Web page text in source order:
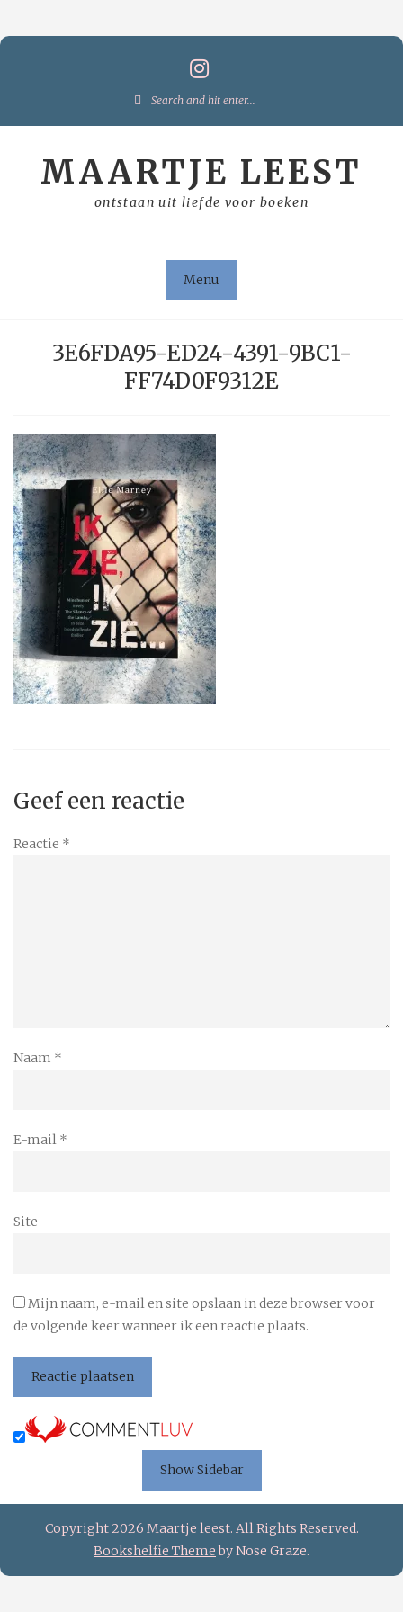
Search
MAARTJE LEEST
ontstaan uit liefde voor boeken
Menu
3E6FDA95-ED24-4391-9BC1-
FF74D0F9312E
Geef een reactie
Reactie *
Naam *
E-mail *
Site
Mijn naam, e-mail en site opslaan in deze browser voor
de volgende keer wanneer ik een reactie plaats.
Show Sidebar
Copyright 2026 Maartje leest. All Rights Reserved.
Bookshelfie Themeby Nose Graze.